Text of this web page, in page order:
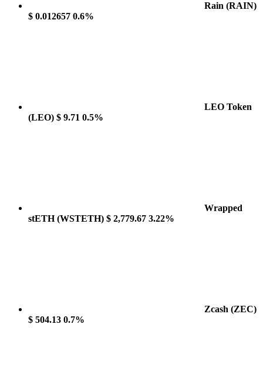
Rain (RAIN)
$ 0.012657 0.6%
LEO Token
(LEO) $ 9.71 0.5%
Wrapped
stETH(WSTETH) $ 2,779.67 3.22%
Zcash (ZEC)
$ 504.13 0.7%